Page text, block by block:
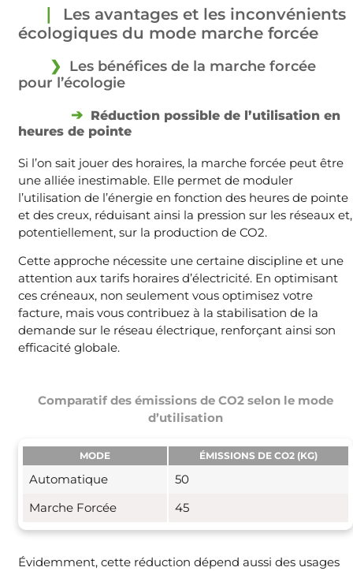
Les avantages et les inconvénients
écologiques du mode marche forcée
Les bénéfices de la marche forcée
pour l’écologie
Réduction possible de l’utilisation en
heures de pointe
Si l’on sait jouer des horaires, la marche forcée peut être
une alliée inestimable. Elle permet de moduler
l’utilisation de l’énergie en fonction des heures de pointe
et des creux, réduisant ainsi la pression sur les réseaux et,
potentiellement, sur la production de CO2.
Cette approche nécessite une certaine discipline et une
attention aux tarifs horaires d’électricité. En optimisant
ces créneaux, non seulement vous optimisez votre
facture, mais vous contribuez à la stabilisation de la
demande sur le réseau électrique, renforçant ainsi son
efficacité globale.
Comparatif des émissions de CO2 selon le mode
d’utilisation
MODE ÉMISSIONS DE CO2 (KG)
Automatique
50
Marche Forcée
45
Évidemment, cette réduction dépend aussi des usages